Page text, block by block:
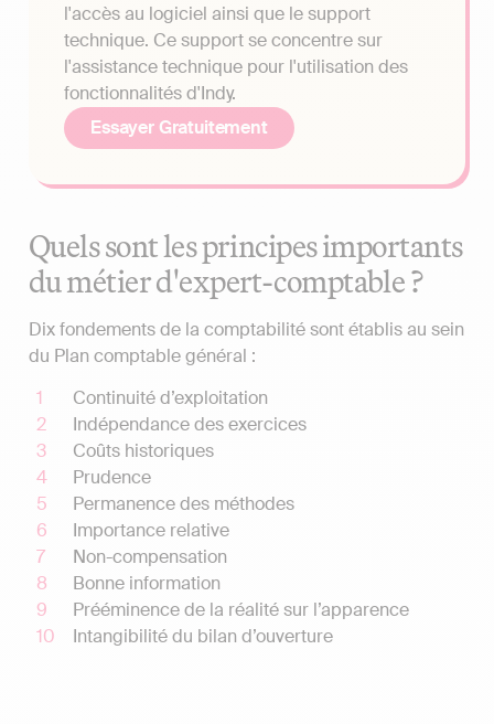
l'accès au logiciel ainsi que le support
technique. Ce support se concentre sur
l'assistance technique pour l'utilisation des
fonctionnalités d'Indy.
Essayer Gratuitement
Quels sont les principes importants
du métier d'expert-comptable ?
Dix fondements de la comptabilité sont établis au sein
du Plan comptable général :
Continuité d’exploitation
Indépendance des exercices
Coûts historiques
Prudence
Permanence des méthodes
Importance relative
Non-compensation
Bonne information
Prééminence de la réalité sur l’apparence
Intangibilité du bilan d’ouverture